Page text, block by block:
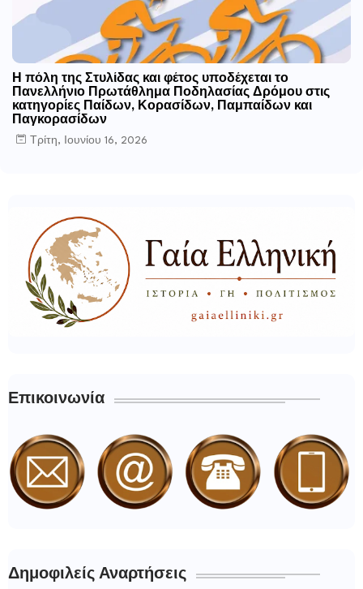
Η πόλη της Στυλίδας και φέτος υποδέχεται το
Πανελλήνιο Πρωτάθλημα Ποδηλασίας Δρόμου στις
κατηγορίες Παίδων, Κορασίδων, Παμπαίδων και
Παγκορασίδων
Τρίτη, Ιουνίου 16, 2026
Επικοινωνία
Δημοφιλείς Αναρτήσεις